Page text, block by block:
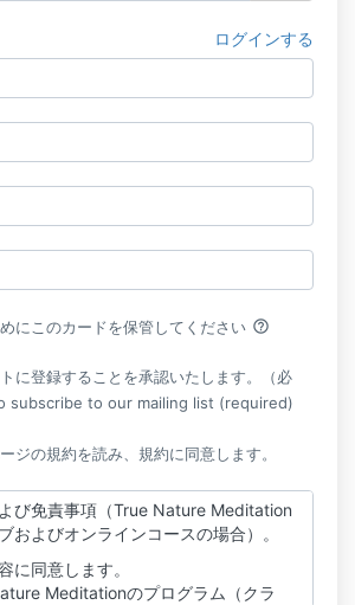
ログインする
にこのカードを保管してください help_outline
に登録することを承認いたします。（必
subscribe to our mailing list (required)
ジの規約を読み、規約に同意します。
び免責事項（True Nature Meditation
およびオンラインコースの場合）。
に同意します。
Meditationのプログラム（クラ